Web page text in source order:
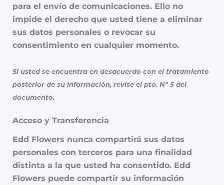
para el envío de comunicaciones. Ello no
impide el derecho que usted tiene a eliminar
sus datos personales o revocar su
consentimiento en cualquier momento.
Si usted se encuentra en desacuerdo con el tratamiento
posterior de su información, revise el pto. Nº 5 del
documento.
Acceso y Transferencia
Edd Flowers nunca compartirá sus datos
personales con terceros para una finalidad
distinta a la que usted ha consentido. Edd
Flowers puede compartir su información